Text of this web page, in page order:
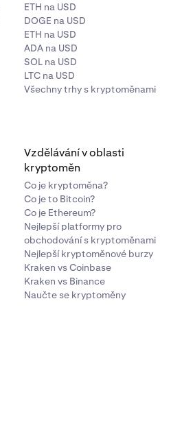
ETH na USD
DOGE na USD
ETH na USD
ADA na USD
SOL na USD
LTC na USD
Všechny trhy s kryptoměnami
Vzdělávání v oblasti
kryptoměn
Co je kryptoměna?
Co je to Bitcoin?
Co je Ethereum?
Nejlepší platformy pro
obchodování s kryptoměnami
Nejlepší kryptoměnové burzy
Kraken vs Coinbase
Kraken vs Binance
Naučte se kryptoměny